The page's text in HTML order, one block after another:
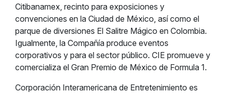
Citibanamex, recinto para exposiciones y
convenciones en la Ciudad de México, así como el
parque de diversiones El Salitre Mágico en Colombia.
Igualmente, la Compañía produce eventos
corporativos y para el sector público. CIE promueve y
comercializa el Gran Premio de México de Formula 1.
Corporación Interamericana de Entretenimiento es